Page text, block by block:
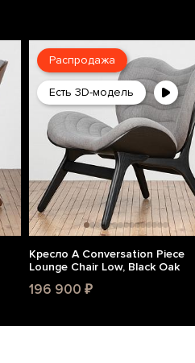
Распродажа
Есть 3D-модель
Кресло A Conversation Piece
Lounge Chair Low, Black Oak
196 900 ₽